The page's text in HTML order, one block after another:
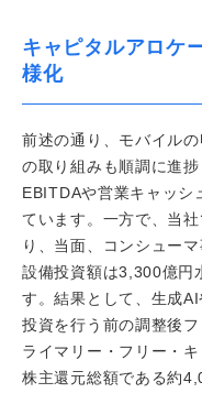
キャピタルアロケ
様化
前述の通り、モバイル
の取り組みも順調に進
EBITDAや営業キャッシ
ています。一方で、当
り、当面、コンシュー
設備投資額は3,300億円
す。結果として、生成
投資を行う前の調整後
ライマリー・フリー・
株主還元総額である約